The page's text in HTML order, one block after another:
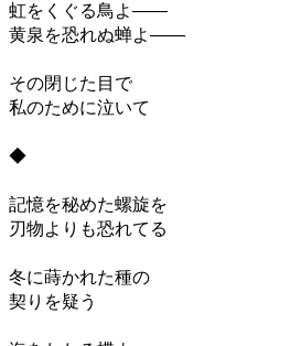
虹をくぐる鳥よ――
黄泉を恐れぬ蝉よ――
その閉じた目で
私のために泣いて
◆
記憶を秘めた螺旋を
刃物よりも恐れてる
冬に蒔かれた種の
契りを疑う